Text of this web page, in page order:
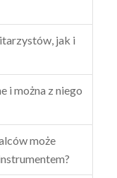
jak i
i można z niego
może